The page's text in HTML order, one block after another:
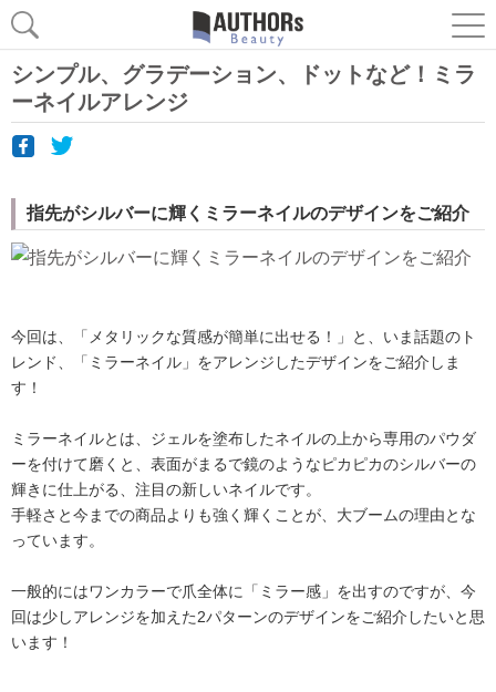
シンプル、グラデーション、ドットなど！ミラ
ーネイルアレンジ
指先がシルバーに輝くミラーネイルのデザインをご紹介
今回は、「メタリックな質感が簡単に出せる！」と、いま話題のト
レンド、「ミラーネイル」をアレンジしたデザインをご紹介しま
す！
ミラーネイルとは、ジェルを塗布したネイルの上から専用のパウダ
ーを付けて磨くと、表面がまるで鏡のようなピカピカのシルバーの
輝きに仕上がる、注目の新しいネイルです。
手軽さと今までの商品よりも強く輝くことが、大ブームの理由とな
っています。
一般的にはワンカラーで爪全体に「ミラー感」を出すのですが、今
回は少しアレンジを加えた2パターンのデザインをご紹介したいと思
います！